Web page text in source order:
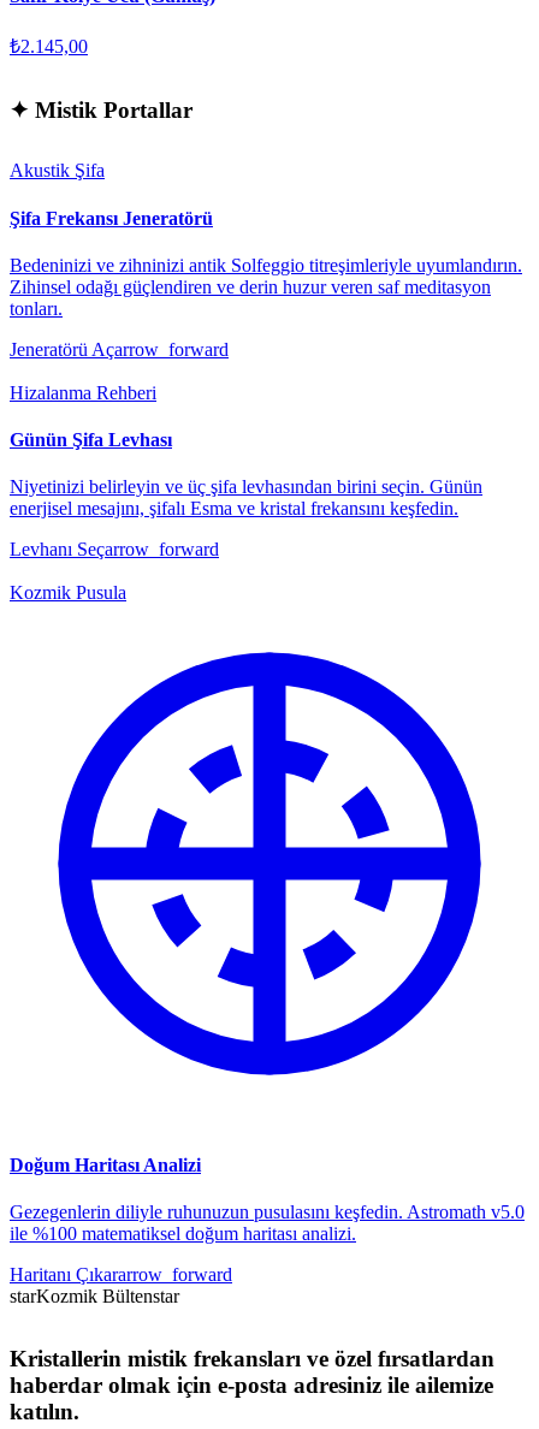
₺2.145,00
✦ Mistik Portallar
Akustik Şifa
Şifa Frekansı Jeneratörü
Bedeninizi ve zihninizi antik Solfeggio titreşimleriyle uyumlandırın.
Zihinsel odağı güçlendiren ve derin huzur veren saf meditasyon
tonları.
Jeneratörü Açarrow_forward
Hizalanma Rehberi
Günün Şifa Levhası
Niyetinizi belirleyin ve üç şifa levhasından birini seçin. Günün
enerjisel mesajını, şifalı Esma ve kristal frekansını keşfedin.
Levhanı Seçarrow_forward
Kozmik Pusula
Doğum Haritası Analizi
Gezegenlerin diliyle ruhunuzun pusulasını keşfedin. Astromath v5.0
ile %100 matematiksel doğum haritası analizi.
Haritanı Çıkararrow_forward
starKozmik Bültenstar
Kristallerin mistik frekansları ve özel fırsatlardan
haberdar olmak için e-posta adresiniz ile ailemize
katılın.